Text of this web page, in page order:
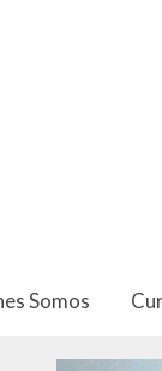
Somos